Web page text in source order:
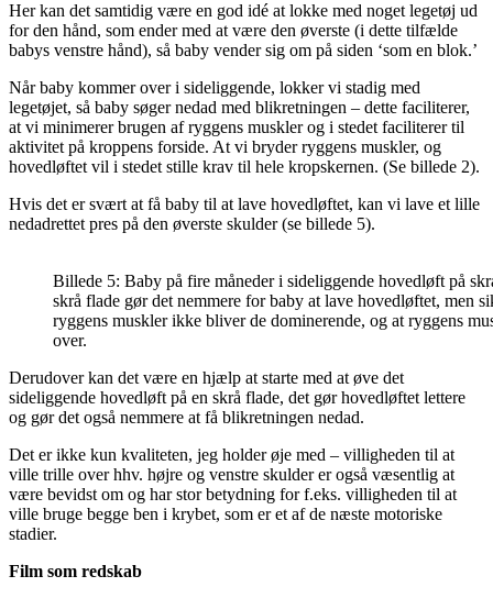
Her kan det samtidig være en god idé at lokke med noget legetøj ud
for den hånd, som ender med at være den øverste (i dette tilfælde
babys venstre hånd), så baby vender sig om på siden ‘som en blok.’
Når baby kommer over i sideliggende, lokker vi stadig med
legetøjet, så baby søger nedad med blikretningen – dette faciliterer,
at vi minimerer brugen af ryggens muskler og i stedet faciliterer til
aktivitet på kroppens forside. At vi bryder ryggens muskler, og
hovedløftet vil i stedet stille krav til hele kropskernen. (Se billede 2).
Hvis det er svært at få baby til at lave hovedløftet, kan vi lave et lille
nedadrettet pres på den øverste skulder (se billede 5).
Billede 5: Baby på fire måneder i sideliggende hovedløft på
skrå flade gør det nemmere for baby at lave hovedløftet, men
ryggens muskler ikke bliver de dominerende, og at ryggens
over.
Derudover kan det være en hjælp at starte med at øve det
sideliggende hovedløft på en skrå flade, det gør hovedløftet lettere
og gør det også nemmere at få blikretningen nedad.
Det er ikke kun kvaliteten, jeg holder øje med – villigheden til at
ville trille over hhv. højre og venstre skulder er også væsentlig at
være bevidst om og har stor betydning for f.eks. villigheden til at
ville bruge begge ben i krybet, som er et af de næste motoriske
stadier.
Film som redskab